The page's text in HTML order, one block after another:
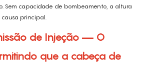
Sem capacidade de bombeamento, a altura
principal.
de Injeção — O
que a cabeça de